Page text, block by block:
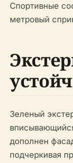
Спортивные
метровый
Зеленый
дополнен
подчеркивая